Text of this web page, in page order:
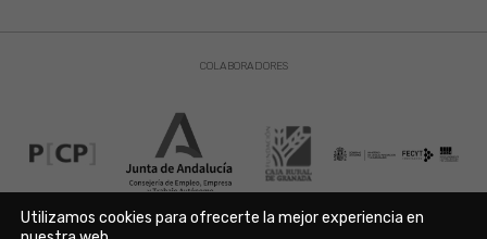
COLABORADORES
Utilizamos cookies para ofrecerte la mejor experiencia en